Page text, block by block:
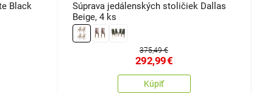
Black
Súprava jedálenských stoličiek Dallas
Beige, 4 ks
375,49 €
292,99€
Kúpiť